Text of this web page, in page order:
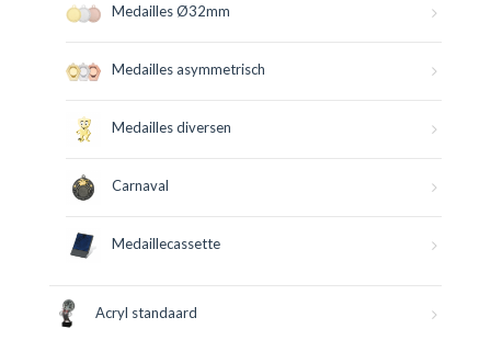
Medailles Ø32mm
Medailles asymmetrisch
Medailles diversen
Carnaval
Medaillecassette
Acryl standaard